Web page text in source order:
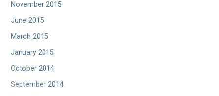
November 2015
June 2015
March 2015
January 2015
October 2014
September 2014